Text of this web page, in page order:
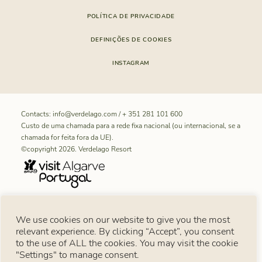
We use cookies on our website to give you the most
relevant experience. By clicking “Accept”, you consent
to the use of ALL the cookies. You may visit the cookie
"Settings" to manage consent.
POLÍTICA DE PRIVACIDADE
DEFINIÇÕES DE COOKIES
INSTAGRAM
Contacts: info@verdelago.com/+ 351 281 101 600
Custo de uma chamada para a rede fixa nacional (ou internacional, se a
chamada for feita fora da UE).
©copyright 2026. Verdelago Resort
11099
Aviso ao Consumidor
Ao abrigo do artigo 18.º da Lei n.º 144/2015, de 8 de setembro, em caso de litígio de
consumo, o consumidor pode recorrer à Plataforma Europeia de Resolução de Litígios
em Linha:https://consumer-redress.ec.europa.eu/index_pt